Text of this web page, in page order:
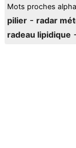
Mots proches
pilier- radar
radeau lipidique